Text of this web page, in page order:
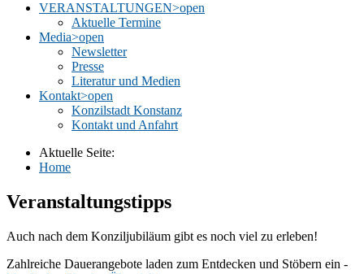
VERANSTALTUNGEN>open
Aktuelle Termine
Media>open
Newsletter
Presse
Literatur und Medien
Kontakt>open
Konzilstadt Konstanz
Kontakt und Anfahrt
Aktuelle Seite:
Home
Veranstaltungstipps
Auch nach dem Konziljubiläum gibt es noch viel zu erleben!
Zahlreiche Dauerangebote laden zum Entdecken und Stöbern ein -